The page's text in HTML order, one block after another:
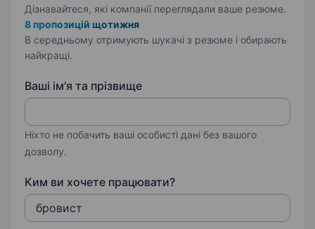
Дізнавайтеся, які компанії переглядали ваше резюме.
8 пропозицій щотижня
В середньому отримують шукачі з резюме і обирають
найкращі.
Ваші ім'я та прізвище
Ніхто не побачить ваші особисті дані без вашого
дозволу.
Ким ви хочете працювати?